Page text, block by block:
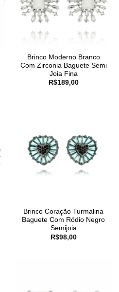
Brinco Moderno Branco
Com Zirconia Baguete Semi
Joia Fina
R$189,00
Brinco Coração Turmalina
Baguete Com Ródio Negro
Semijoia
R$98,00